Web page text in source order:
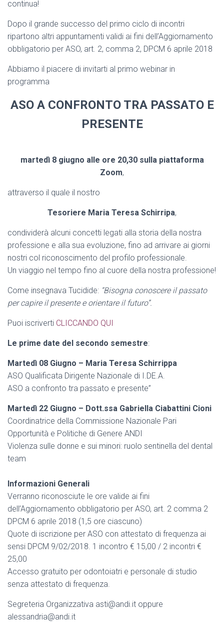
continua!
Dopo il grande successo del primo ciclo di incontri
ripartono altri appuntamenti validi ai fini dell’Aggiornamento
obbligatorio per ASO, art. 2, comma 2, DPCM 6 aprile 2018
Abbiamo il piacere di invitarti al primo webinar in
programma
ASO A CONFRONTO TRA PASSATO E
PRESENTE
martedì 8 giugno alle ore 20,30 sulla piattaforma
Zoom,
attraverso il quale il nostro
Tesoriere Maria Teresa Schirripa,
condividerà alcuni concetti legati alla storia della nostra
professione e alla sua evoluzione, fino ad arrivare ai giorni
nostri col riconoscimento del profilo professionale.
Un viaggio nel tempo fino al cuore della nostra professione!
Come insegnava Tucidide: “Bisogna conoscere il passato
per capire il presente e orientare il futuro”.
Puoi iscriverti CLICCANDO QUI
Le prime date del secondo semestre:
Martedì 08 Giugno – Maria Teresa Schirrippa
ASO Qualificata Dirigente Nazionale di I.DE.A.
ASO a confronto tra passato e presente”
Martedì 22 Giugno – Dott.ssa Gabriella Ciabattini Cioni
Coordinatrice della Commissione Nazionale Pari
Opportunità e Politiche di Genere ANDI
Violenza sulle donne e sui minori: ruolo sentinella del dental
team
Informazioni Generali
Verranno riconosciute le ore valide ai fini
dell’Aggiornamento obbligatorio per ASO, art. 2 comma 2
DPCM 6 aprile 2018 (1,5 ore ciascuno)
Quote di iscrizione per ASO con attestato di frequenza ai
sensi DPCM 9/02/2018. 1 incontro € 15,00 / 2 incontri €
25,00
Accesso gratuito per odontoiatri e personale di studio
senza attestato di frequenza.
Segreteria Organizzativa asti@andi.it oppure
alessandria@andi.it